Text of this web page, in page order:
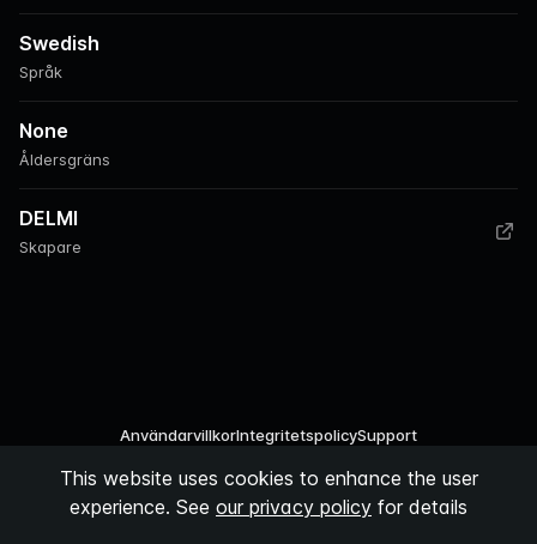
Språk
Swedish
Åldersgräns
None
Skapare
DELMI
AnvändarvillkorIntegritetspolicySupport
Podspace AB
This website uses cookies to enhance the user
experience. See our privacy policy for details